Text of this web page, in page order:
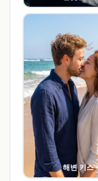
해변 키스